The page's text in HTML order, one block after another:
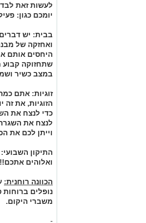
יומכם כגון:
בבית: יש
ואחזקה של
היחסים אותם
שתחזוקה קבוע
במצב כשיר
זוגיות: אתם
הזוגיות, את
כדי לנצח את
לנצח את
וייתן לכם את
התיקון השבועי:
ואלוהים אתכם!!
הכוונה רוחנית:
נופלים
משברי היקום.
-